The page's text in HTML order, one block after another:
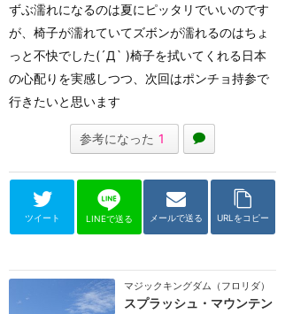
ずぶ濡れになるのは夏にピッタリでいいのです
が、椅子が濡れていてズボンが濡れるのはちょ
っと不快でした(´Д` )椅子を拭いてくれる日本
の心配りを実感しつつ、次回はポンチョ持参で
行きたいと思います
参考になった 1
ツイート LINEで送る メールで送る URLをコピー
マジックキングダム（フロリダ）
スプラッシュ・マウンテン